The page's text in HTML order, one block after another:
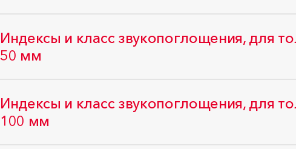
Индексы и класс звукопоглощения, для
50 мм
Индексы и класс звукопоглощения, для
100 мм